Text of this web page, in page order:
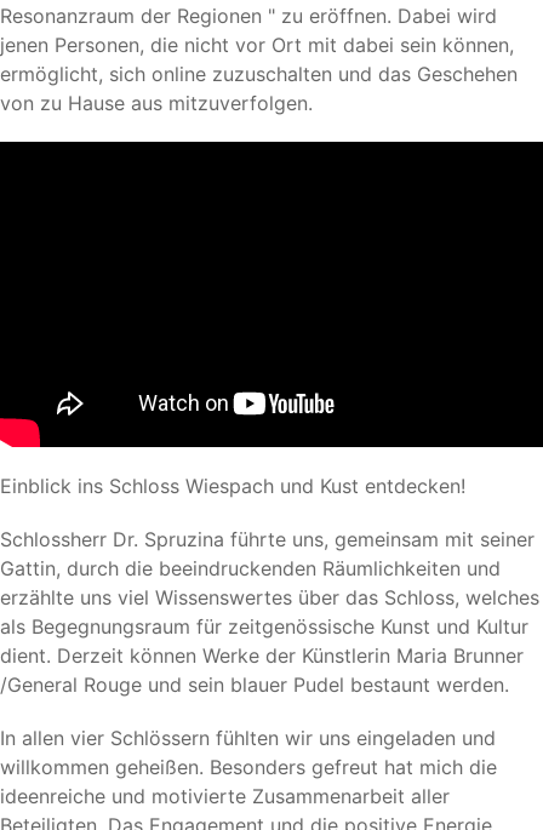
Resonanzraum der Regionen " zu eröffnen. Dabei wird
jenen Personen, die nicht vor Ort mit dabei sein können,
ermöglicht, sich online zuzuschalten und das Geschehen
von zu Hause aus mitzuverfolgen.
Einblick ins Schloss Wiespach und Kust entdecken!
Schlossherr Dr. Spruzina führte uns, gemeinsam mit seiner
Gattin, durch die beeindruckenden Räumlichkeiten und
erzählte uns viel Wissenswertes über das Schloss, welches
als Begegnungsraum für zeitgenössische Kunst und Kultur
dient. Derzeit können Werke der Künstlerin Maria Brunner
/General Rouge und sein blauer Pudel bestaunt werden.
In allen vier Schlössern fühlten wir uns eingeladen und
willkommen geheißen. Besonders gefreut hat mich die
ideenreiche und motivierte Zusammenarbeit aller
Beteiligten. Das Engagement und die positive Energie